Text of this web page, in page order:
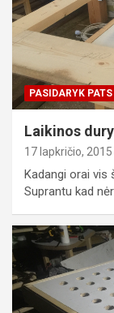
PASIDARYK PATS
Laikinos
17 lapkričio, 2015
Kadangi orai vis
Suprantu kad